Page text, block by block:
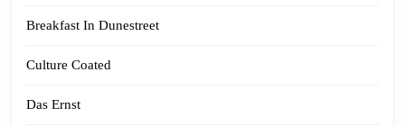
Breakfast In Dunestreet
Culture Coated
Das Ernst